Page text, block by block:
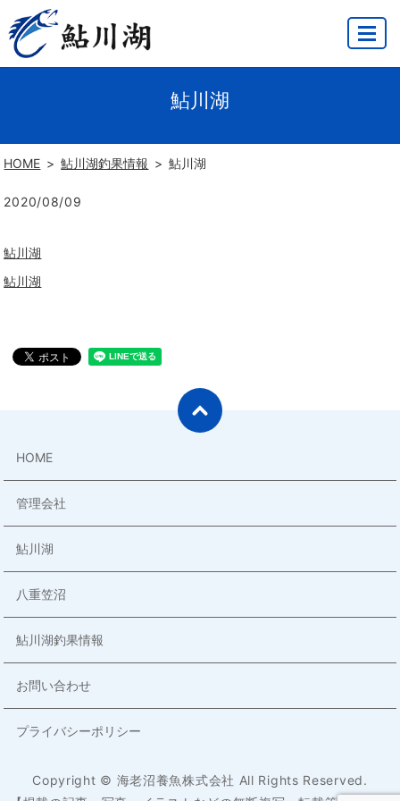
MENU
鮎川湖
HOME 鮎川湖釣果情報 鮎川湖
2020/08/09
鮎川湖
鮎川湖
HOME
管理会社
鮎川湖
八重笠沼
鮎川湖釣果情報
お問い合わせ
プライバシーポリシー
Copyright © 海老沼養魚株式会社 All Rights Reserved.